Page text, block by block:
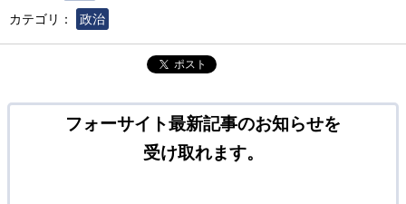
カテゴリ：
政治
ポスト
フォーサイト最新記事のお知らせを
受け取れます。